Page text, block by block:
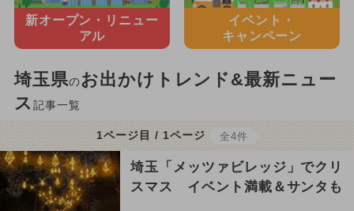
新オープン・ リニュー
アル
イベント・
キャンペーン
埼玉県のお出かけトレンド&最新ニュー
ス 記事一覧
1ページ目 / 1ページ 全4件
埼玉「メッツァビレッジ」でクリ
スマス イベント満載＆サンタも